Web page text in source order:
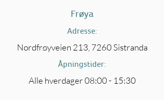
Frøya
Adresse:
Nordfrøyveien 213, 7260 Sistranda
Åpningstider:
Alle hverdager 08:00 - 15:30